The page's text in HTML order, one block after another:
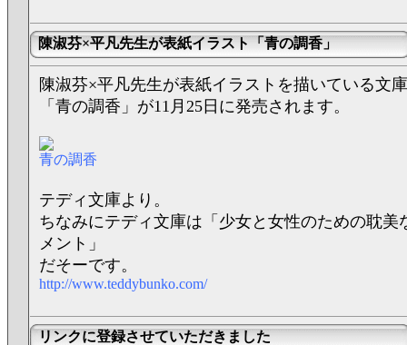
陳淑芬×平凡先生が表紙イラスト「青の調香」
陳淑芬×平凡先生が表紙イラストを描いている文庫
「青の調香」が11月25日に発売されます。
青の調香
テディ文庫より。
ちなみにテディ文庫は「少女と女性のための耽美
メント」
だそーです。
http://www.teddybunko.com/
リンクに登録させていただきました